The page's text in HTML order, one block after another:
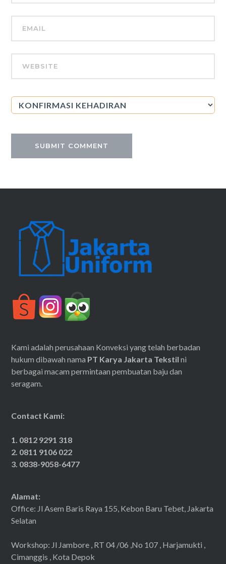
Kami adalah perusahaan Konveksi yang telah berbadan
hukum dibawah nama PT Karya Jakarta Tekstilni
berbagai macam permintaan pembuatan baju dan
seragam.
Contact Kami:
1. 0812 9291 318
2. 0811 9106 022
3. 0838-9058-6477
Alamat:
Office: Jl Asem Baris Raya 155, Kebon Baru Tebet, Jakarta
Selatan
Workshop: Jl Jambore , RT 04 /06 ,No 107 , Harjamukti ,
Cimanggis , Kota Depok